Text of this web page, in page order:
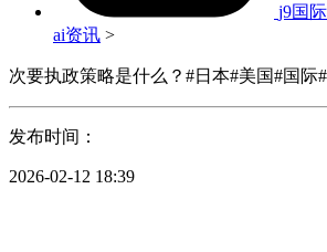
j9国
ai资讯 >
次要执政策略是什么？#日本#美国#国际
发布时间：
2026-02-12 18:39